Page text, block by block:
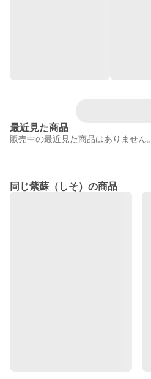
最近見た商品
販売中の最近見た商品はありません。
同じ紫蘇（しそ）の商品